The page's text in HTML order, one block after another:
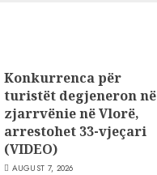
Konkurrenca për
turistët degjeneron në
zjarrvënie në Vlorë,
arrestohet 33-vjeçari
(VIDEO)
AUGUST 7, 2026